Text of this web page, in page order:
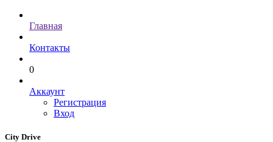
Главная
Контакты
0
Аккаунт
Регистрация
Вход
City Drive